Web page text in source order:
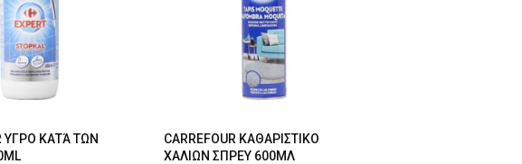
ΥΓΡΟ ΚΑΤΆ ΤΩΝ
CARREFOUR ΚΑΘΑΡΙΣΤΙΚΟ
ΧΑΛΙΩΝ ΣΠΡΕΥ 600ΜΛ